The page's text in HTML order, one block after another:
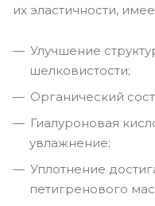
их эластичности,
Улучшение
шелковистости;
Органический
Гиалуроновая
увлажнение;
Уплотнение
петигренового